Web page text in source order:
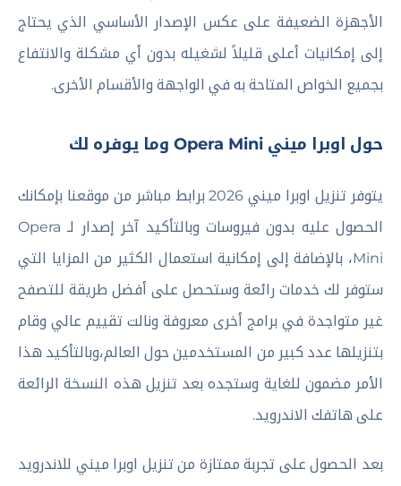
الأجهزة الضعيفة على عكس الإصدار الأساسي الذي يحتاج
إلى إمكانيات أعلى قليلاً لشغيله بدون أي مشكلة والانتفاع
بجميع الخواص المتاحة به في الواجهة والأقسام الأخرى.
حول اوبرا ميني Opera Mini وما يوفره لك
يتوفر تنزيل اوبرا ميني 2026 برابط مباشر من موقعنا بإمكانك
الحصول عليه بدون فيروسات وبالتأكيد آخر إصدار لـ Opera
Mini، بالإضافة إلى إمكانية استعمال الكثير من المزايا التي
ستوفر لك خدمات رائعة وستحصل على أفضل طريقة للتصفح
غير متواجدة في برامج أخرى معروفة ونالت تقييم عالي وقام
بتنزيلها عدد كبير من المستخدمين حول العالم،وبالتأكيد هذا
الأمر مضمون للغاية وستجده بعد تنزيل هذه النسخة الرائعة
على هاتفك الاندرويد.
بعد الحصول على تجربة ممتازة من تنزيل اوبرا ميني للاندرويد